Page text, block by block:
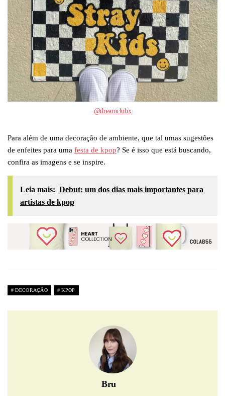
@dreamclubx
Para além de uma decoração de ambiente, que tal umas sugestões
de enfeites para uma festa de kpop? Se é isso que está buscando,
confira as imagens e se inspire.
Leia mais: Debut: um dos dias mais importantes para
artistas de kpop
DECORAÇÃO KPOP
Bru